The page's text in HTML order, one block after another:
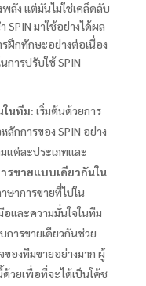
ลัง แต่มันไม่ใช่เคล็ดลับ
มาใช้อย่างได้ผล
ฝึกทักษะอย่างต่อเนื่อง
ารปรับใช้ SPIN
ในทีม: เริ่มต้นด้วยการ
กการของ SPIN อย่าง
แต่ละประเภทและ
รขายแบบเดียวกันใน
ษาการขายที่ไปใน
อและความมั่นใจในทีม
การขายเดียวกันช่วย
ของทีมขายอย่างมาก ผู้
ด้วยเพื่อที่จะได้เป็นโค้ช